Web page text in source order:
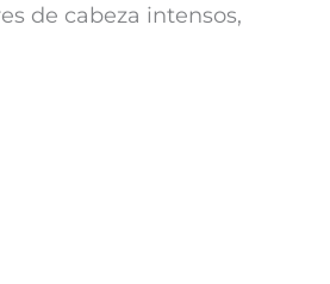
de cabeza intensos,